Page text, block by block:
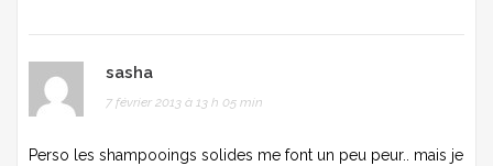
sasha
7 février 2013 à 13 h 05 min
Perso les shampooings solides me font un peu peur.. mais je